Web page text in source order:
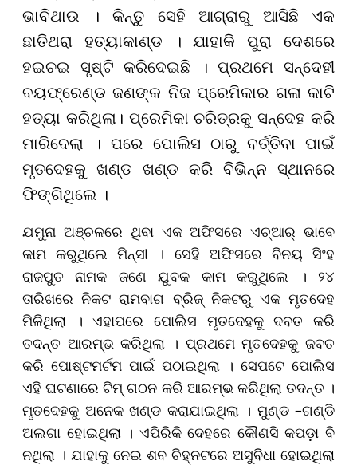
ଭାବିଥାଉ । କିନ୍ତୁ ସେହି ଆଗ୍ରାରୁ ଆସିଛି ଏକ
ଛାତିଥରା ହତ୍ୟାକାଣ୍ଡ । ଯାହାକି ପୁରା ଦେଶରେ
ହଇଚଇ ସୃଷ୍ଟି କରିଦେଇଛି । ପ୍ରଥମେ ସନ୍ଦେହୀ
ବୟଫ୍ରେଣ୍ଡ ଜଣଙ୍କ ନିଜ ପ୍ରେମିକାର ଗଳା କାଟି
ହତ୍ୟା କରିଥିଲା। ପ୍ରେମିକା ଚରିତ୍ରକୁ ସନ୍ଦେହ କରି
ମାରିଦେଲା । ପରେ ପୋଲିସ ଠାରୁ ବର୍ତ୍ତିବା ପାଇଁ
ମୃତଦେହକୁ ଖଣ୍ଡ ଖଣ୍ଡ କରି ବିଭିନ୍ନ ସ୍ଥାନରେ
ଫିଙ୍ଗିଥିଲେ ।
ଯମୁନା ଅଞ୍ଚଳରେ ଥିବା ଏକ ଅଫିସରେ ଏଚ୍‌ଆର୍‌ ଭାବେ
କାମ କରୁଥିଲେ ମିନ୍‌ସୀ । ସେହି ଅଫିସରେ ବିନୟ ସିଂହ
ରାଜପୁତ ନାମକ ଜଣେ ଯୁବକ କାମ କରୁଥିଲେ । ୨୪
ତାରିଖରେ ନିକଟ ରାମବାଗ ବ୍ରିଜ୍‌ ନିକଟରୁ ଏକ ମୃତଦେହ
ମିଳିଥିଲା । ଏହାପରେ ପୋଲିସ ମୃତଦେହକୁ ଦବତ କରି
ତଦନ୍ତ ଆରମ୍ଭ କରିଥିଲା । ପ୍ରଥମେ ମୃତଦେହକୁ ଜବତ
କରି ପୋଷ୍ଟମର୍ଟମ ପାଇଁ ପଠାଇଥିଲା । ସେପଟେ ପୋଲିସ
ଏହି ଘଟଣାରେ ଟିମ୍‌ ଗଠନ କରି ଆରମ୍ଭ କରିଥିଲା ତଦନ୍ତ ।
ମୃତଦେହକୁ ଅନେକ ଖଣ୍ଡ କରାଯାଇଥିଲା । ମୁଣ୍ଡ –ଗଣ୍ଡି
ଅଲଗା ହୋଇଥିଲା । ଏପିରିକି ଦେହରେ କୌଣସି କପଡ଼ା ବି
ନଥିଲା । ଯାହାକୁ ନେଇ ଶବ ଚିହ୍ନଟରେ ଅସୁବିଧା ହୋଇଥିଲା